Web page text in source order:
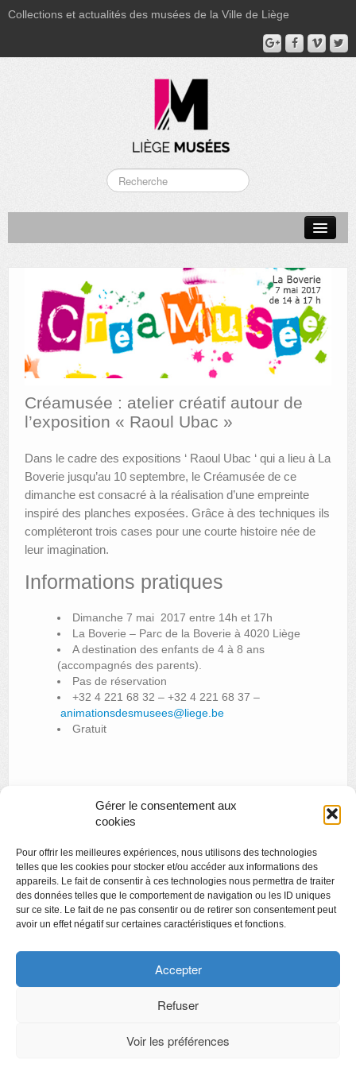
Gérer le consentement aux
cookies
Pour offrir les meilleures expériences, nous utilisons des technologies
telles que les cookies pour stocker et/ou accéder aux informations des
appareils. Le fait de consentir à ces technologies nous permettra de traiter
des données telles que le comportement de navigation ou les ID uniques
sur ce site. Le fait de ne pas consentir ou de retirer son consentement peut
avoir un effet négatif sur certaines caractéristiques et fonctions.
Accepter
Refuser
Voir les préférences
Collections et actualités des musées de la Ville de Liège
MUSÉE GRÉTRY
MUSÉE DU LUMINAIRE
FONDS PATRIMONIAUX
ANIMATIONS DES MUSÉES
LES APPELS À PROJETS
LE PORTAIL DES COLLECTIONS
Créamusée : atelier créatif autour de
l’exposition « Raoul Ubac »
Dans le cadre des expositions ‘ Raoul Ubac ‘ qui a lieu à La
Boverie jusqu’au 10 septembre, le Créamusée de ce
dimanche est consacré à la réalisation d’une empreinte
inspiré des planches exposées. Grâce à des techniques ils
compléteront trois cases pour une courte histoire née de
leur imagination.
Informations pratiques
Dimanche 7 mai 2017 entre 14h et 17h
La Boverie – Parc de la Boverie à 4020 Liège
A destination des enfants de 4 à 8 ans
(accompagnés des parents).
Pas de réservation
+32 4 221 68 32 – +32 4 221 68 37 –
animationsdesmusees@liege.be
Gratuit
Prix Dacos 2017
Rencontre au musée avec les étudiants en Histoire de l’Art
de l’ULg
Copyright
Politique de confidentialité
Chartes des engagements des opérateurs culturels